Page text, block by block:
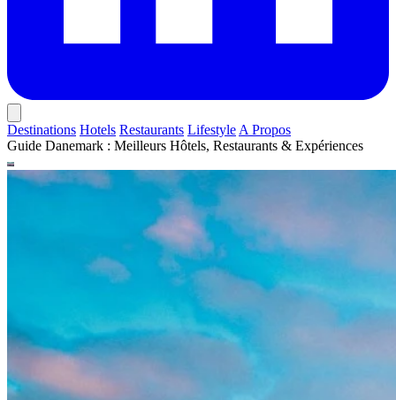
Destinations Hotels Restaurants Lifestyle A Propos
Guide Danemark : Meilleurs Hôtels, Restaurants & Expériences